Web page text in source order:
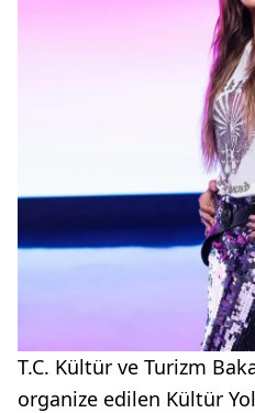
T.C. Kültür ve Turizm
organize edilen Kültür